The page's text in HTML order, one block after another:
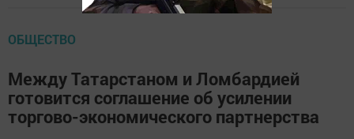
ОБЩЕСТВО
Между Татарстаном и Ломбардией
готовится соглашение об усилении
торгово-экономического партнерства